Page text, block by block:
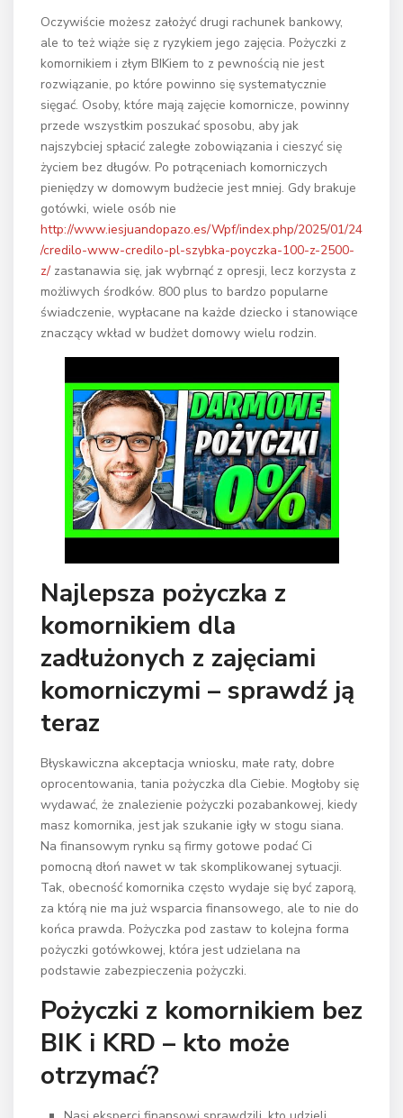
Oczywiście możesz założyć drugi rachunek bankowy,
ale to też wiąże się z ryzykiem jego zajęcia. Pożyczki z
komornikiem i złym BIKiem to z pewnością nie jest
rozwiązanie, po które powinno się systematycznie
sięgać. Osoby, które mają zajęcie komornicze, powinny
przede wszystkim poszukać sposobu, aby jak
najszybciej spłacić zaległe zobowiązania i cieszyć się
życiem bez długów. Po potrąceniach komorniczych
pieniędzy w domowym budżecie jest mniej. Gdy brakuje
gotówki, wiele osób nie
http://www.iesjuandopazo.es/Wpf/index.php/2025/01/24
/credilo-www-credilo-pl-szybka-poyczka-100-z-2500-
z/ zastanawia się, jak wybrnąć z opresji, lecz korzysta z
możliwych środków. 800 plus to bardzo popularne
świadczenie, wypłacane na każde dziecko i stanowiące
znaczący wkład w budżet domowy wielu rodzin.
Najlepsza pożyczka z
komornikiem dla
zadłużonych z zajęciami
komorniczymi – sprawdź ją
teraz
Błyskawiczna akceptacja wniosku, małe raty, dobre
oprocentowania, tania pożyczka dla Ciebie. Mogłoby się
wydawać, że znalezienie pożyczki pozabankowej, kiedy
masz komornika, jest jak szukanie igły w stogu siana.
Na finansowym rynku są firmy gotowe podać Ci
pomocną dłoń nawet w tak skomplikowanej sytuacji.
Tak, obecność komornika często wydaje się być zaporą,
za którą nie ma już wsparcia finansowego, ale to nie do
końca prawda. Pożyczka pod zastaw to kolejna forma
pożyczki gotówkowej, która jest udzielana na
podstawie zabezpieczenia pożyczki.
Pożyczki z komornikiem bez
BIK i KRD – kto może
otrzymać?